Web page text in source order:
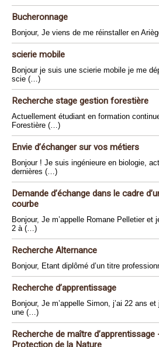
Bucheronnage
Bonjour, Je viens de me réinstaller en
scierie mobile
Bonjour je suis une scierie mobile je me
scie (…)
Recherche stage gestion forestière
Actuellement étudiant en formation
Forestière (…)
Envie d’échanger sur vos métiers
Bonjour ! Je suis ingénieure en biologie,
dernières (…)
Demande d’échange dans le cadre
courbe
Bonjour, Je m’appelle Romane Pelletier et
2 à (…)
Recherche Alternance
Bonjour, Etant diplômé d’un titre
Recherche d’apprentissage
Bonjour, Je m’appelle Simon, j’ai 22 ans
une (…)
Recherche de maître
Protection de la Nature